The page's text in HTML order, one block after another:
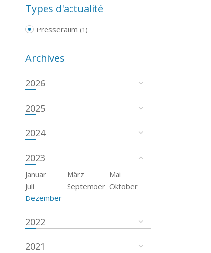
Types d'actualité
Presseraum (1)
Archives
2026
2025
2024
2023
Januar März
Mai
Juli
September Oktober
Dezember
2022
2021